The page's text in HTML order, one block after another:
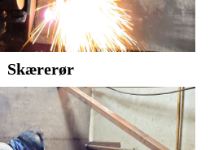
Skærerør